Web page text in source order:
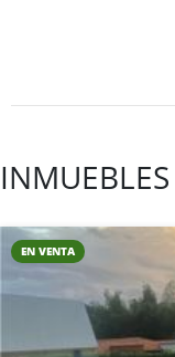
INMUEBLES
EN VENTA